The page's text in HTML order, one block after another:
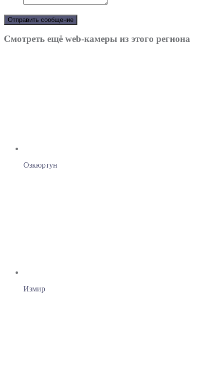
Отправить сообщение
Смотреть ещё web-камеры из этого региона
Озкюртун
Измир